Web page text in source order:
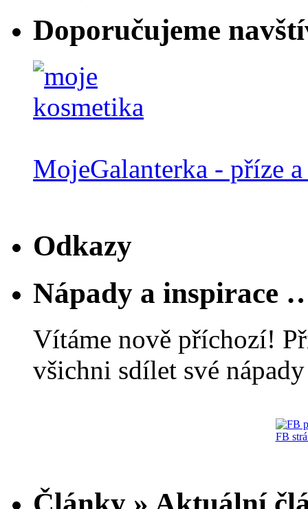
Doporučujeme
MojeGalanterka - příze
Odkazy
Nápady a inspirace
Vítáme nově příchozí!
všichni sdílet své
FB